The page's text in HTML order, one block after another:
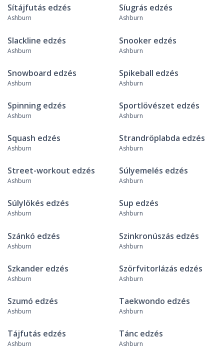
Sítájfutás edzés
Ashburn
Síugrás edzés
Ashburn
Slackline edzés
Ashburn
Snooker edzés
Ashburn
Snowboard edzés
Ashburn
Spikeball edzés
Ashburn
Spinning edzés
Ashburn
Sportlövészet edzés
Ashburn
Squash edzés
Ashburn
Strandröplabda edzés
Ashburn
Street-workout edzés
Ashburn
Súlyemelés edzés
Ashburn
Súlylökés edzés
Ashburn
Sup edzés
Ashburn
Szánkó edzés
Ashburn
Szinkronúszás edzés
Ashburn
Szkander edzés
Ashburn
Szörfvitorlázás edzés
Ashburn
Szumó edzés
Ashburn
Taekwondo edzés
Ashburn
Tájfutás edzés
Ashburn
Tánc edzés
Ashburn